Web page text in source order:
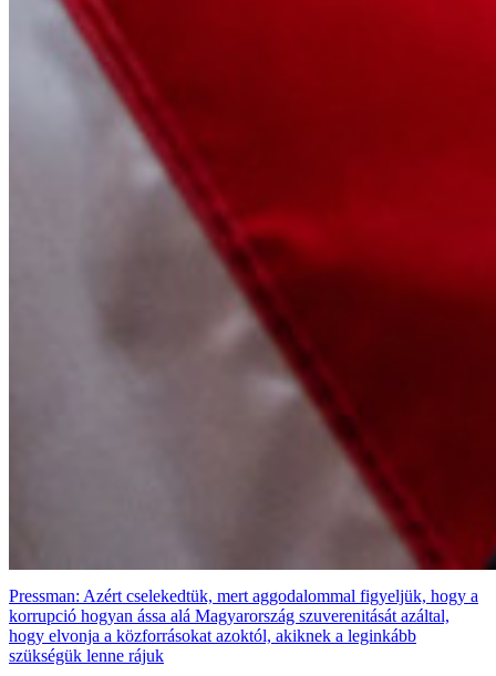
Pressman: Azért cselekedtük, mert aggodalommal figyeljük, hogy a
korrupció hogyan ássa alá Magyarország szuverenitását azáltal,
hogy elvonja a közforrásokat azoktól, akiknek a leginkább
szükségük lenne rájuk